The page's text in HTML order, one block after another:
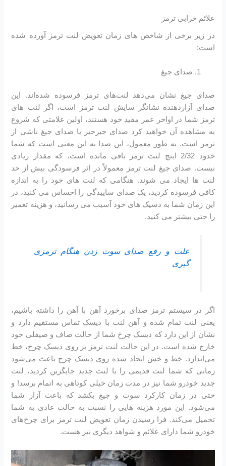
علائم خرابی ترمز
در زیر برخی از شاخص های زمان تعویض لنت ترمز آورده شده
است:
صدای جیغ
صدای جیغ نشان می‌دهد لنت‌های ترمز فرسوده شده‌اند. این
صدای آزاردهنده نشانگر سایش لنت ترمز است، اگر لنت های
ترمز شما در اواخر عمر مفید خود هستند، اولین علامتی که شروع
به مشاهده آن خواهید کرد صدای جیرجیر یا صدای جیغ ناشی از
ترمز است. به طور معمول، این صدا به این معنی است که شما
حدود 2/32 اینچ لنت ترمز باقی مانده است، که مقدار زیادی
نیست. صدای جیغ لنت ترمز معمولاً در اثر فرسودگی بیش از حد
لنت ها ایجاد می شوند. هنگامی که لنت های خود را به اندازه
کافی فرسوده کردید، یک صدای ساییدگی را احساس می کنید، در
این زمان شما به دسیک های خود آسیب می رسانید، و هزینه تعمیر
را حتی بیشتر می کنید.
علت و رفع صدای سوت زدن هنگام ترمزی
گیری
اگر در سیستم ترمز صدای برخورد آهن با آهن را داشته باشیم،
یعنی لنت تمام شده و آهن لنت با دیسک تماس مستقیم دارد و
نشان از این دارد که دیسک چرخ شما از حالت صاف و صیقلی خود
خارج شده است. در این حالت لنت ترمز بر روی دیسک چرخ، خط
می‌اندازد. خط و خش ایجاد شده روی دیسک چرخ باعث می‌شود
زمانی که شما لنت قدیمی را با لنت جدید جایگزین کردید، لنت
جدید خودرو شما نیز در مدت زمان خیلی کوتاهی به اتمام برسد! و
حتی در زمان کارکرد سوت و جیغ بکشد که باعث آزار شما
می‌شود. این مورد هزینه هایی را نسبت به حالت عادی به شما
تحمیل می‌کند. فرا رسیدن زمان تعویض لنت ترمز برای چرخ‌های
خودرو شما دارای علائم و شواهد دیگری نیز هست.